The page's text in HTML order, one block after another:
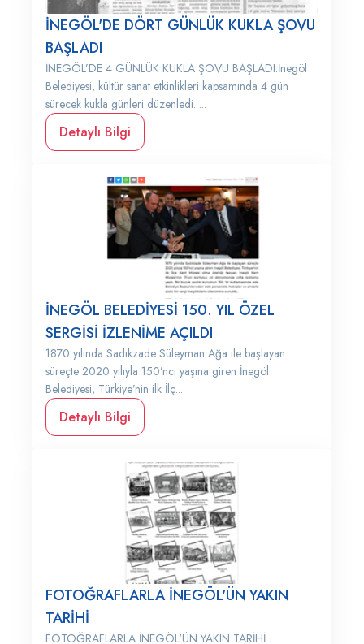
İNEGÖL'DE DÖRT GÜNLÜK KUKLA ŞOVU
BAŞLADI
İNEGÖL’DE 4 GÜNLÜK KUKLA ŞOVU BAŞLADI.İnegöl
Belediyesi, kültür sanat etkinlikleri kapsamında 4 gün
sürecek kukla günleri düzenledi. ...
Detaylı Bilgi
İNEGÖL BELEDİYESİ 150. YIL ÖZEL
SERGİSİ İZLENİME AÇILDI
1870 yılında Sadıkzade Süleyman Ağa ile başlayan
süreçte 2020 yılıyla 150’nci yaşına giren İnegöl
Belediyesi, Türkiye’nin ilk İlç...
Detaylı Bilgi
FOTOĞRAFLARLA İNEGÖL'ÜN YAKIN
TARİHİ
FOTOĞRAFLARLA İNEGÖL'ÜN YAKIN TARİHİ ...